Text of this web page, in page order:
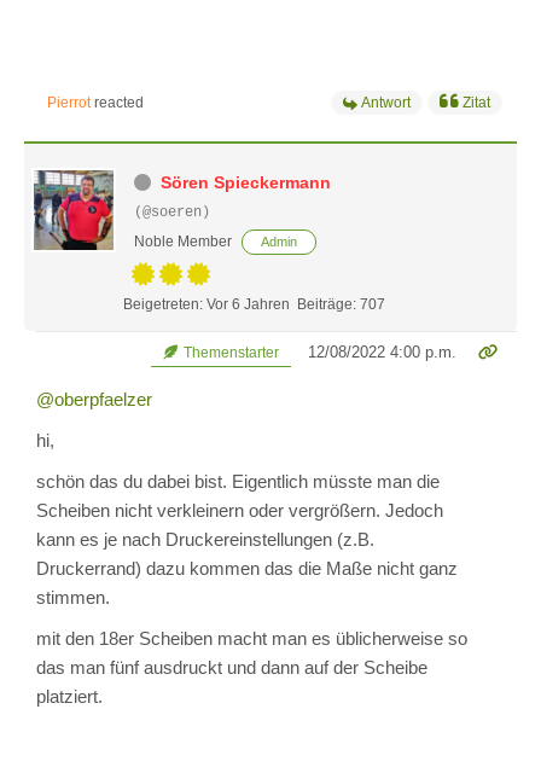
Pierrot reacted Antwort Zitat
Sören Spieckermann
(@soeren)
Noble Member
Admin
Beigetreten: Vor 6 Jahren Beiträge: 707
Themenstarter 12/08/2022 4:00 p.m.
@oberpfaelzer
hi,
schön das du dabei bist. Eigentlich müsste man die
Scheiben nicht verkleinern oder vergrößern. Jedoch
kann es je nach Druckereinstellungen (z.B.
Druckerrand) dazu kommen das die Maße nicht ganz
stimmen.
mit den 18er Scheiben macht man es üblicherweise so
das man fünf ausdruckt und dann auf der Scheibe
platziert.